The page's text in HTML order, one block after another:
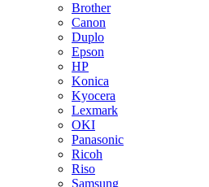
Brother
Canon
Duplo
Epson
HP
Konica
Kyocera
Lexmark
OKI
Panasonic
Ricoh
Riso
Samsung